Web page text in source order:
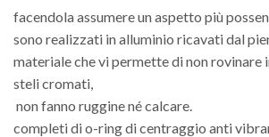
facendola assumere un aspetto più
sono realizzati in alluminio ricavati dal
materiale che vi permette di non rovinare
steli cromati,
non fanno ruggine né calcare.
completi di o-ring di centraggio anti